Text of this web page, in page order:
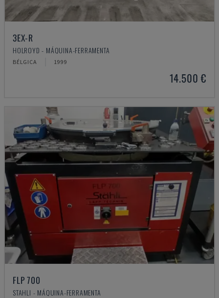
3EX-R
HOLROYD - MÁQUINA-FERRAMENTA
BÉLGICA 1999
14.500 €
FLP 700
STAHLI - MÁQUINA-FERRAMENTA